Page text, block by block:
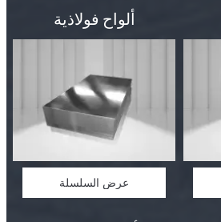
ألواح فولاذية
عرض السلسلة